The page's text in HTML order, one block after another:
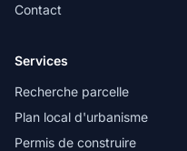
Contact
Services
Recherche parcelle
Plan local d'urbanisme
Permis de construire